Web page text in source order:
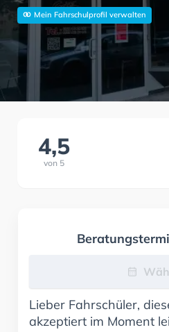
Mein Fahrschulprofil verwalten
4,5
von 5
Lieber Fahrschüler,
akzeptiert im Moment